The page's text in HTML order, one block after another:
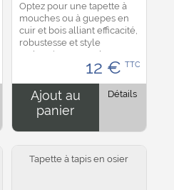
Optez pour une tapette à
mouches ou à guepes en
cuir et bois alliant efficacité,
robustesse et style
authentique. Sa palette en
cuir perforé assure une
limitant les...
12 € TTC
Ajout au
panier
Détails
Tapette à tapis en osier